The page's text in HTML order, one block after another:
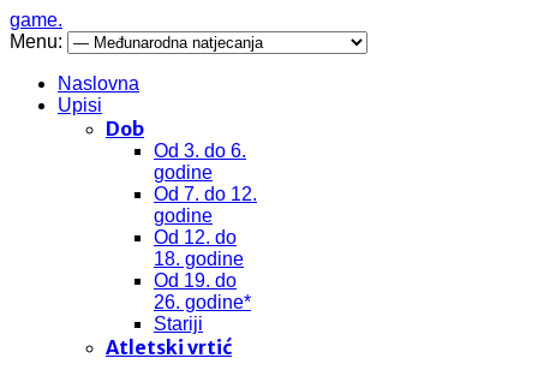
game.
Menu:
Naslovna
Upisi
Dob
Od 3. do 6.
godine
Od 7. do 12.
godine
Od 12. do
18. godine
Od 19. do
26. godine*
Stariji
Atletski vrtić